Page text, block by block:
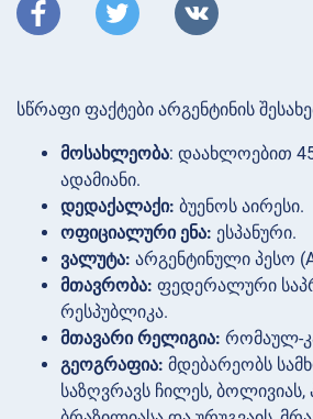
სწრაფი ფაქტები არგენტინის
მოსახლეობა: დაახლოებით
ადამიანი.
დედაქალაქი: ბუენოს აირესი.
ოფიციალური ენა: ესპანური.
ვალუტა: არგენტინული პესო
მთავრობა: ფედერალური
რესპუბლიკა.
მთავარი რელიგია: რომაულ-
გეოგრაფია: მდებარეობს
საზღვრავს ჩილეს, ბოლივიას,